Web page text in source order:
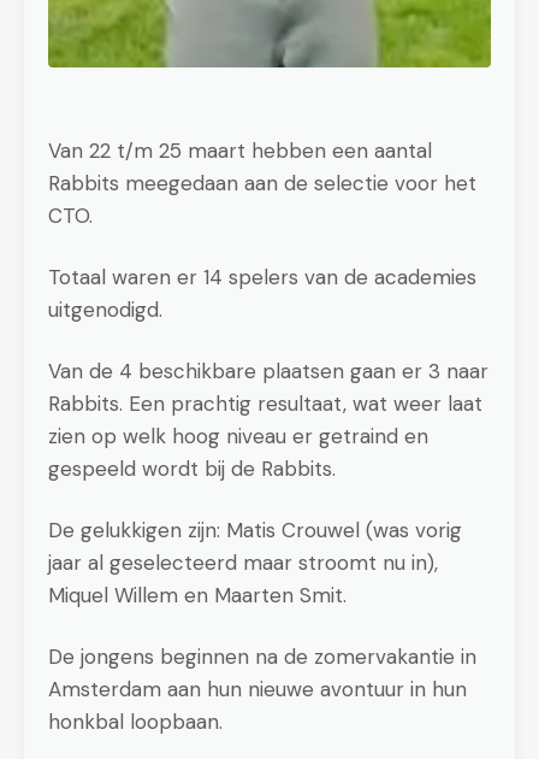
Van 22 t/m 25 maart hebben een aantal
Rabbits meegedaan aan de selectie voor het
CTO.
Totaal waren er 14 spelers van de academies
uitgenodigd.
Van de 4 beschikbare plaatsen gaan er 3 naar
Rabbits. Een prachtig resultaat, wat weer laat
zien op welk hoog niveau er getraind en
gespeeld wordt bij de Rabbits.
De gelukkigen zijn: Matis Crouwel (was vorig
jaar al geselecteerd maar stroomt nu in),
Miquel Willem en Maarten Smit.
De jongens beginnen na de zomervakantie in
Amsterdam aan hun nieuwe avontuur in hun
honkbal loopbaan.